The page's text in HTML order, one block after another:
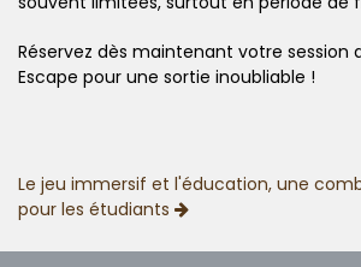
Réservez dès maintenant votre session
Escape pour une sortie inoubliable !
Le jeu immersif et l'éducation, une
pour les étudiants